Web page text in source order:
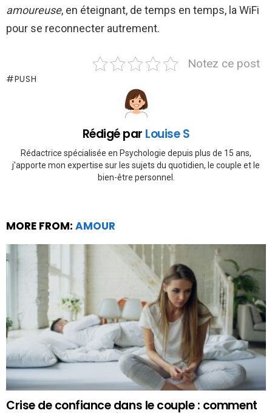
amoureuse, en éteignant, de temps en temps, la WiFi
pour se reconnecter autrement.
Notez ce post
PUSH
Rédigé par Louise S
Rédactrice spécialisée en Psychologie depuis plus de 15 ans,
j'apporte mon expertise sur les sujets du quotidien, le couple et le
bien-être personnel.
MORE FROM: AMOUR
Crise de confiance dans le couple : comment